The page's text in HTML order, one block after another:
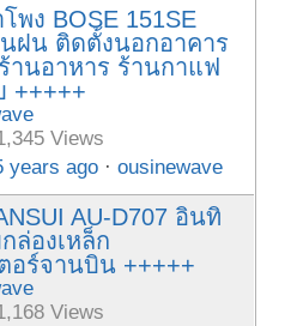
พง BOSE 151SE
ฝน ติดตั้งนอกอาคาร
านอาหาร ร้านกาแฟ
+++++
Views
years ago ·ousinewave
AU-D707 อินทิ
ล่องเหล็ก
อร์จานบิน +++++
Views